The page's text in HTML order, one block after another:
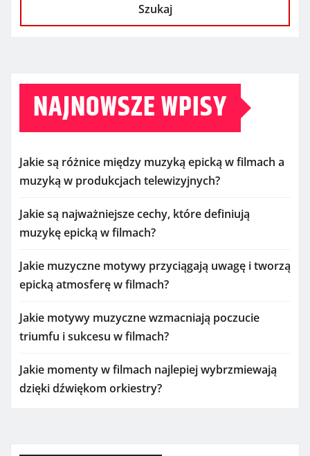
Szukaj
NAJNOWSZE WPISY
Jakie są różnice między muzyką epicką w filmach a
muzyką w produkcjach telewizyjnych?
Jakie są najważniejsze cechy, które definiują
muzykę epicką w filmach?
Jakie muzyczne motywy przyciągają uwagę i tworzą
epicką atmosferę w filmach?
Jakie motywy muzyczne wzmacniają poczucie
triumfu i sukcesu w filmach?
Jakie momenty w filmach najlepiej wybrzmiewają
dzięki dźwiękom orkiestry?